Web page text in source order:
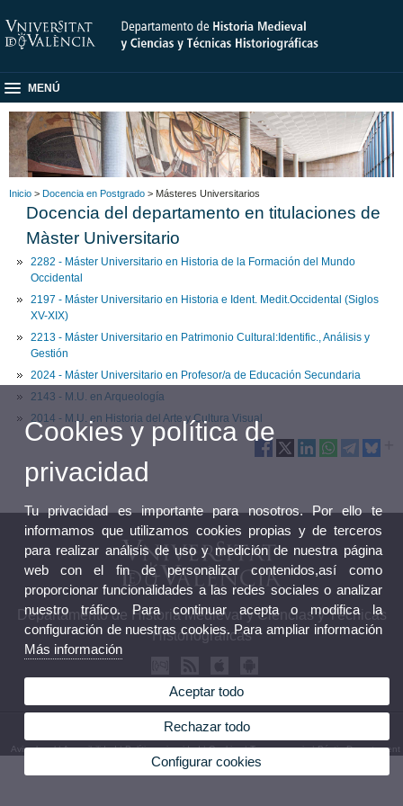
MENÚ
Inicio > Docencia en Postgrado > Másteres Universitarios
Docencia del departamento en titulaciones de
Màster Universitario
2282 - Máster Universitario en Historia de la Formación del Mundo
Occidental
2197 - Máster Universitario en Historia e Ident. Medit.Occidental (Siglos
XV-XIX)
2213 - Máster Universitario en Patrimonio Cultural:Identific., Análisis y
Gestión
2024 - Máster Universitario en Profesor/a de Educación Secundaria
2143 - M.U. en Arqueología
2014 - M.U. en Historia del Arte y Cultura Visual
Departamento de Historia Medieval y Ciencias y Técnicas
Historiográficas
© 2026 UV. - Av. Blasco Ibáñez, 28. 46010 Valencia. Teléfono: (+34) 96 386 42 44
Aviso legal|Accesibilidad|Política privacidad|Cookies|Transparencia|Bústia Departament
Cookies y política de
privacidad
Tu privacidad es importante para nosotros. Por ello te
informamos que utilizamos cookies propias y de terceros
para realizar análisis de uso y medición de nuestra página
web con el fin de personalizar contenidos,así como
proporcionar funcionalidades a las redes sociales o analizar
nuestro tráfico. Para continuar acepta o modifica la
configuración de nuestras cookies. Para ampliar información
Más información
Aceptar todo
Rechazar todo
Configurar cookies